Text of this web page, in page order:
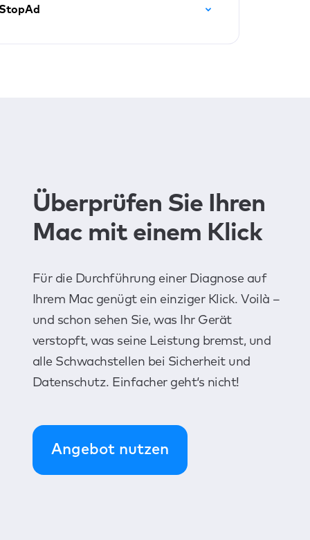
Überprüfen Sie Ihren
Mac mit einem Klick
Für die Durchführung einer Diagnose auf
Ihrem Mac genügt ein einziger Klick. Voilà –
und schon sehen Sie, was Ihr Gerät
verstopft, was seine Leistung bremst, und
alle Schwachstellen bei Sicherheit und
Datenschutz. Einfacher geht‘s nicht!